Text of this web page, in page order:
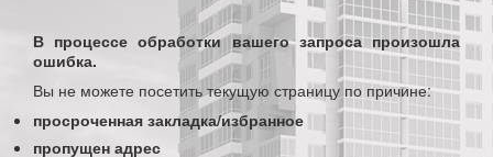
В процессе обработки вашего запроса произошла
ошибка.
Вы не можете посетить текущую страницу по причине:
просроченная закладка/избранное
пропущен адрес